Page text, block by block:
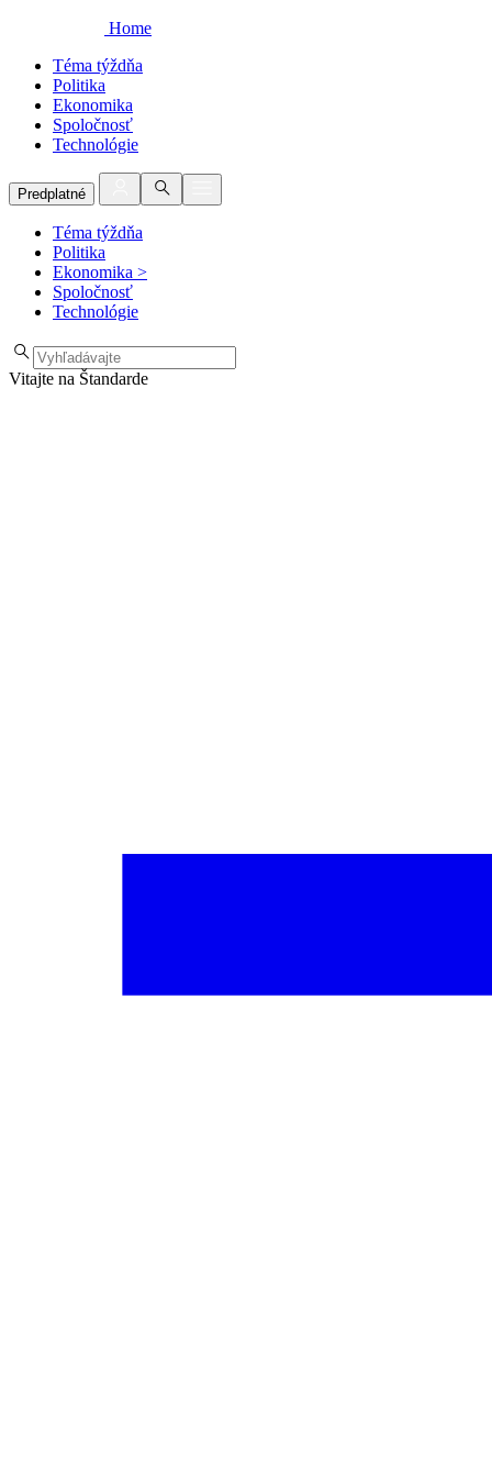
Home
Téma týždňa
Politika
Ekonomika
Spoločnosť
Technológie
Predplatné
Téma týždňa
Politika
Ekonomika >
Spoločnosť
Technológie
Vitajte na Štandarde